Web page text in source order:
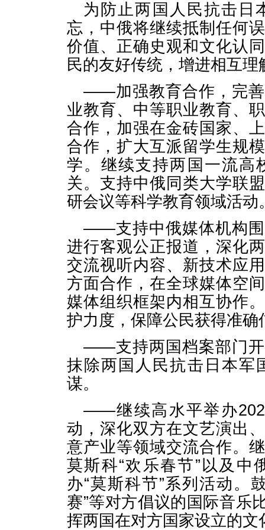
为防止两国人民抗击日
忘，中俄将继续抵制任何
价值、正确史观和文化认
民的友好传统，增进相互理
——加强教育合作，完善
业教育、中等职业教育、
合作，加强在金砖国家、
合作，扩大互派留学生规
学。继续支持两国一流高
关。支持中俄同类大学联
研会议等科学教育领域活动
——支持中俄媒体机构围
进行客观公正报道，深化
交流视听内容、新技术应
方面合作，在全球媒体空
媒体组织框架内相互协作
护力度，保障公民获得准确
——支持两国档案部门开
抹除两国人民抗击日本军
谋。
——继续高水平举办
动，深化双方在文艺演出
意产业等领域交流合作。
莫斯科“欢乐春节”以及中
办“莫斯科节”系列活动。
赛”等对方倡议的国际音乐
挥两国在对方国家设立的文